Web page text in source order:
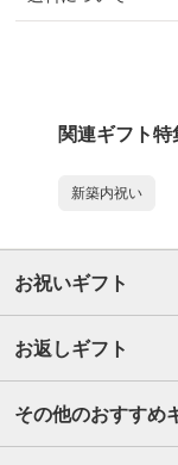
関連ギフト特
新築内祝い
お祝いギフト
お返しギフト
その他のおすすめ